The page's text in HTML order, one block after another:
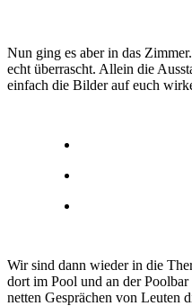
Nun ging es aber in das
echt überrascht. Allein die
einfach die Bilder auf euch
Wir sind dann wieder in die
dort im Pool und an der
netten Gesprächen von Leuten